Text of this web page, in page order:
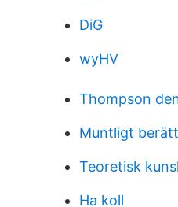
DiG
wyHV
Thompson
Muntligt
Teoretisk
Ha koll